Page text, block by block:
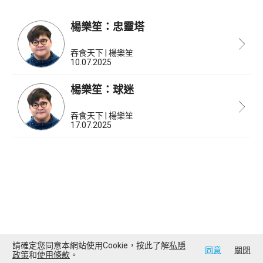
楊樂笙：忠靈塔
吞食天下 | 楊樂笙
10.07.2025
楊樂笙：球迷
吞食天下 | 楊樂笙
17.07.2025
請確定您同意本網站使用Cookie，按此了解私隱
政策和使用條款 。 同意 關閉